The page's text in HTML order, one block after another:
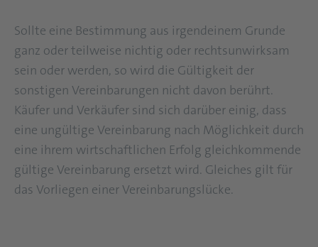
Sollte eine Bestimmung aus irgendeinem Grunde
ganz oder teilweise nichtig oder rechtsunwirksam
sein oder werden, so wird die Gültigkeit der
sonstigen Vereinbarungen nicht davon berührt.
Käufer und Verkäufer sind sich darüber einig, dass
eine ungültige Vereinbarung nach Möglichkeit durch
eine ihrem wirtschaftlichen Erfolg gleichkommende
gültige Vereinbarung ersetzt wird. Gleiches gilt für
das Vorliegen einer Vereinbarungslücke.